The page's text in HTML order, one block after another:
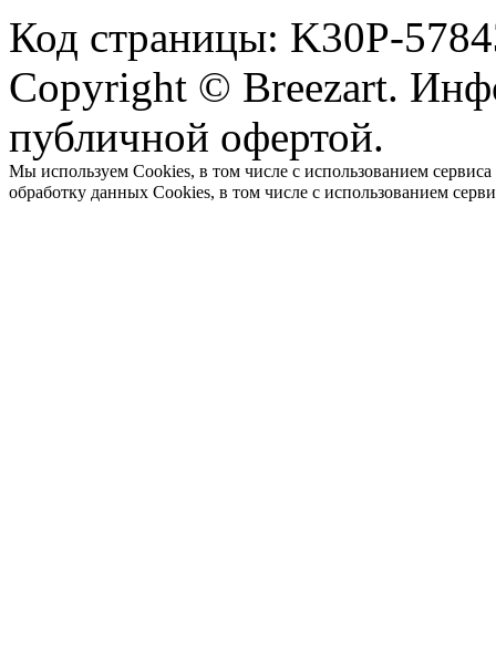
Код страницы: K30P-
Copyright © Breezart.
публичной офертой.
Мы используем Cookies, в том числе с использованием
обработку данных Cookies, в том числе с использованием